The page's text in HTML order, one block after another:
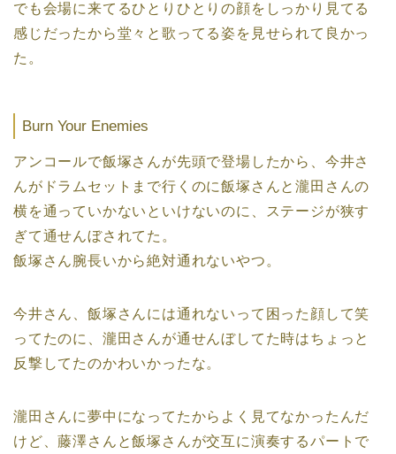
でも会場に来てるひとりひとりの顔をしっかり見てる
感じだったから堂々と歌ってる姿を見せられて良かっ
た。
Burn Your Enemies
アンコールで飯塚さんが先頭で登場したから、今井さ
んがドラムセットまで行くのに飯塚さんと瀧田さんの
横を通っていかないといけないのに、ステージが狭す
ぎて通せんぼされてた。
飯塚さん腕長いから絶対通れないやつ。
今井さん、飯塚さんには通れないって困った顔して笑
ってたのに、瀧田さんが通せんぼしてた時はちょっと
反撃してたのかわいかったな。
瀧田さんに夢中になってたからよく見てなかったんだ
けど、藤澤さんと飯塚さんが交互に演奏するパートで